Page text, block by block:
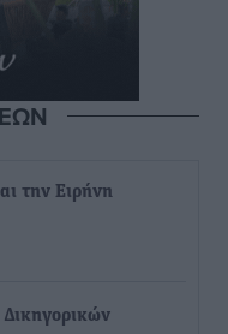
την Ειρήνη